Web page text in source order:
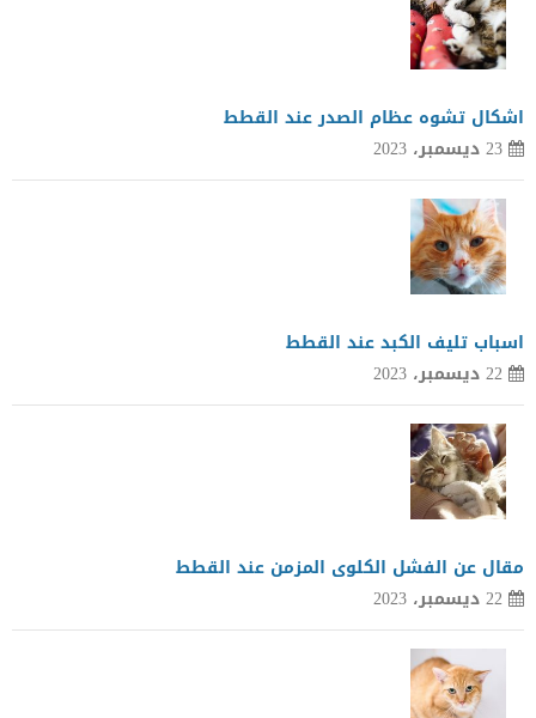
اشكال تشوه عظام الصدر عند القطط
23 ديسمبر، 2023
اسباب تليف الكبد عند القطط
22 ديسمبر، 2023
مقال عن الفشل الكلوى المزمن عند القطط
22 ديسمبر، 2023